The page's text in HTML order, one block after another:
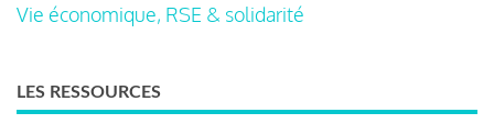
Vie économique, RSE & solidarité
LES RESSOURCES